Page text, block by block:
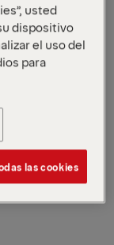
usted
dispositivo
el uso del
para
las cookies